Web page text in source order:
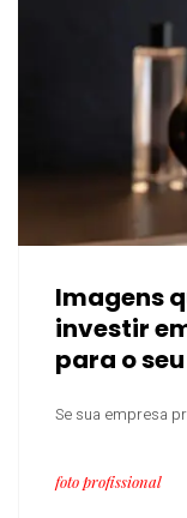
Imagens
investir
para o
Se sua empresa
foto profissional